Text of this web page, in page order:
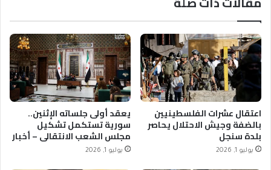
اعتقال عشرات الفلسطينيين
بالضفة وجيش الاحتلال يحاصر
بلدة سنجل
يوليو 1, 2026
يعقد أولى جلساته الإثنين..
سورية تستكمل تشكيل
مجلس الشعب الانتقالي – أخبار
السعودية
يوليو 1, 2026